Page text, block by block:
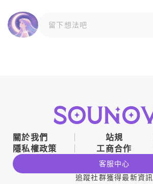
留下想法吧
關於我們 站規
隱私權政策
工商合作
客服中心
追蹤社群獲得最新資訊